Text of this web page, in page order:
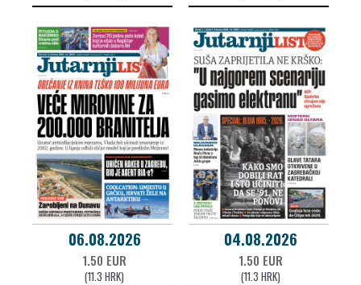
06.08.2026
1.50 EUR
(11.3 HRK)
04.08.2026
1.50 EUR
(11.3 HRK)